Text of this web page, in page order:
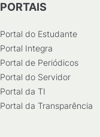
PORTAIS
Portal do Estudante
Portal Integra
Portal de Periódicos
Portal do Servidor
Portal da TI
Portal da Transparência